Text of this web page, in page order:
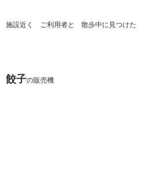
近く ご利用者と 散歩中に見つけた
餃子の販売機